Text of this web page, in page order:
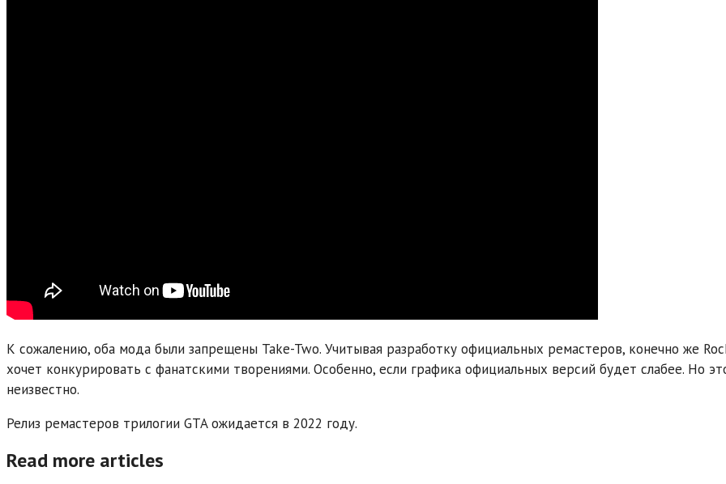
К сожалению, оба мода были запрещены Take-Two. Учитывая разработку официальных ремастеров, конечно же
хочет конкурировать с фанатскими творениями. Особенно, если графика официальных версий будет слабее. Но
неизвестно.
Релиз ремастеров трилогии GTA ожидается в 2022 году.
Read more articles